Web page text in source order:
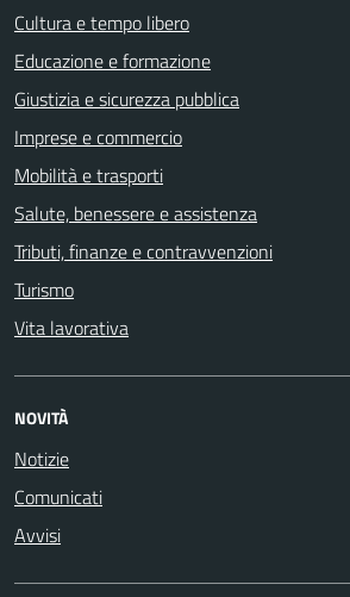
Cultura e tempo libero
Educazione e formazione
Giustizia e sicurezza pubblica
Imprese e commercio
Mobilità e trasporti
Salute, benessere e assistenza
Tributi, finanze e contravvenzioni
Turismo
Vita lavorativa
NOVITÀ
Notizie
Comunicati
Avvisi